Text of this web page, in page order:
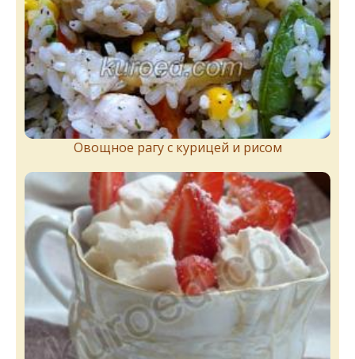
Овощное рагу с курицей и рисом